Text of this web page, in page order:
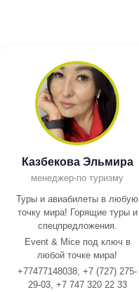
Казбекова Эльмира
менеджер-по туризму
Туры и авиабилеты в любую
точку мира! Горящие туры и
спецпредложения.
Event & Mice под ключ в
любой точке мира!
+77477148038; +7 (727) 275-
29-03, +7 747 320 22 33